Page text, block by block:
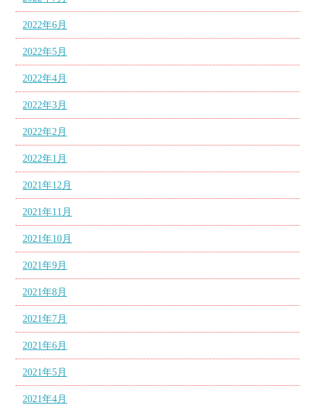
2022年6月
2022年5月
2022年4月
2022年3月
2022年2月
2022年1月
2021年12月
2021年11月
2021年10月
2021年9月
2021年8月
2021年7月
2021年6月
2021年5月
2021年4月